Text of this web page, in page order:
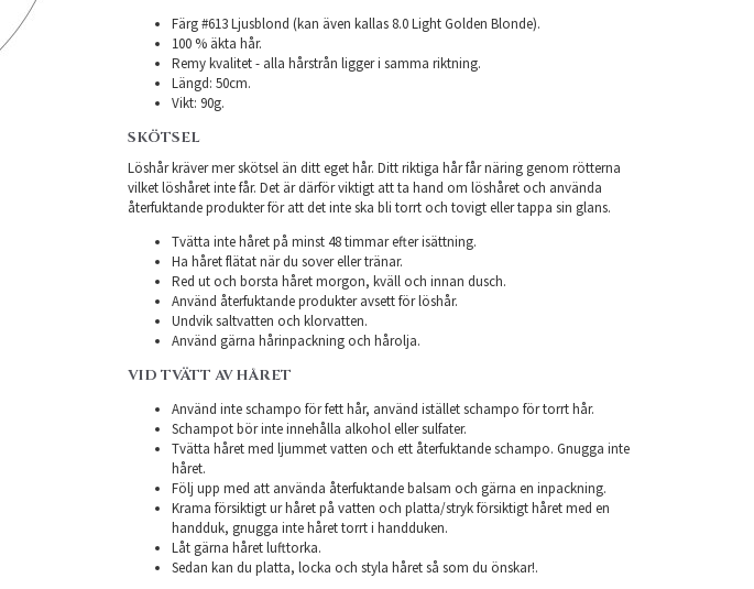
Färg #613 Ljusblond (kan även kallas 8.0 Light Golden Blonde).
100 % äkta hår.
Remy kvalitet - alla hårstrån ligger i samma riktning.
Längd: 50cm.
Vikt: 90g.
SKÖTSEL
Löshår kräver mer skötsel än ditt eget hår. Ditt riktiga hår får näring genom rötterna
vilket löshåret inte får. Det är därför viktigt att ta hand om löshåret och använda
återfuktande produkter för att det inte ska bli torrt och tovigt eller tappa sin glans.
Tvätta inte håret på minst 48 timmar efter isättning.
Ha håret flätat när du sover eller tränar.
Red ut och borsta håret morgon, kväll och innan dusch.
Använd återfuktande produkter avsett för löshår.
Undvik saltvatten och klorvatten.
Använd gärna hårinpackning och hårolja.
VID TVÄTT AV HÅRET
Använd inte schampo för fett hår, använd istället schampo för torrt hår.
Schampot bör inte innehålla alkohol eller sulfater.
Tvätta håret med ljummet vatten och ett återfuktande schampo. Gnugga inte
håret.
Följ upp med att använda återfuktande balsam och gärna en inpackning.
Krama försiktigt ur håret på vatten och platta/stryk försiktigt håret med en
handduk, gnugga inte håret torrt i handduken.
Låt gärna håret lufttorka.
Sedan kan du platta, locka och styla håret så som du önskar!.